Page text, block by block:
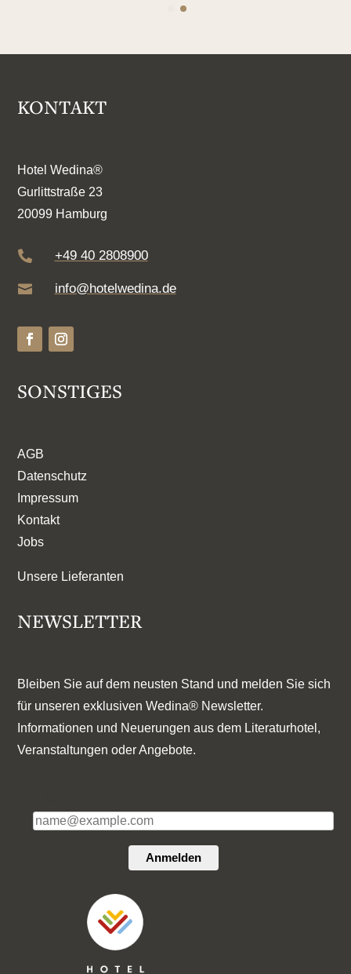
KONTAKT
Hotel Wedina®
Gurlittstraße 23
20099 Hamburg
 +49 40 2808900
 info@hotelwedina.de
SONSTIGES
AGB
Datenschutz
Impressum
Kontakt
Jobs
Unsere Lieferanten
NEWSLETTER
Bleiben Sie auf dem neusten Stand und melden Sie sich
für unseren exklusiven Wedina® Newsletter.
Informationen und Neuerungen aus dem Literaturhotel,
Veranstaltungen oder Angebote.
Anmelden